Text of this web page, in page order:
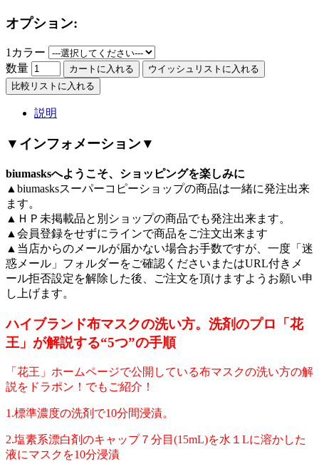
オプション:
1カラー
数量
カートに入れる
ウイッシュリストに入れる
比較リストに入れる
説明
▼インフォメーション▼
biumasksへようこそ、ショッピングを楽しみに
▲biumasksスーパーコピーショップの商品は一緒に発注出来
ます。
▲ＨＰ未掲載品と別ショップの商品でも発注出来ます。
▲会員登録をせずにラインで商品をご注文出来ます
▲当店からのメールが届かない場合お手数ですが、一度「迷
惑メール」フォルダーをご確認くださいまたはURL付きメ
ール拒否設定を解除した後、ご注文を頂けますようお願い申
し上げます。
ハイブランド布マスクの洗い方。洗剤のプロ「花
王」が解説する“5つ”の手順
「花王」ホームページで公開している布マスクの洗い方の解
説をドラポン！でもご紹介！
1.標準濃度の洗剤で10分間浸漬。
2.塩素系漂白剤のキャップ７分目(15mL)を水１Lに溶かした
液にマスクを10分浸漬